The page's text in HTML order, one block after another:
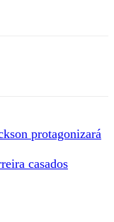
protagonizará
casados